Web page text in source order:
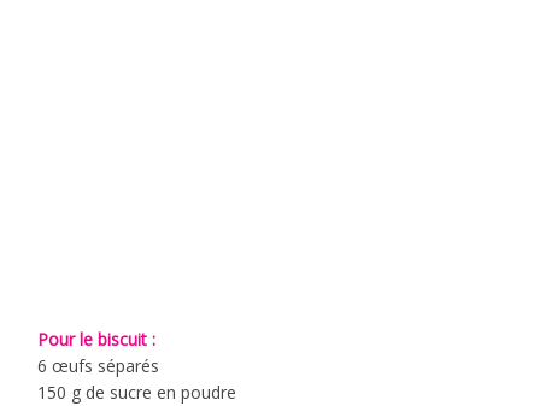
Pour le biscuit :
6 œufs séparés
150 g de sucre en poudre